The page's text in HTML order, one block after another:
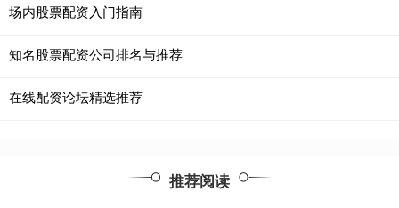
场内股票配资入门指南
知名股票配资公司排名与推荐
在线配资论坛精选推荐
推荐阅读